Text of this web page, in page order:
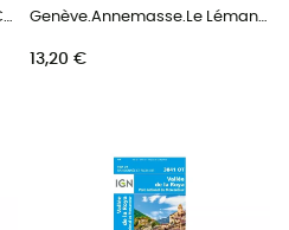
Bourg-Madame.Mont-Louis.Col De La Perche - Carte topographique Genève.Annemasse.Le Léman - Carte topographique
13,20 €